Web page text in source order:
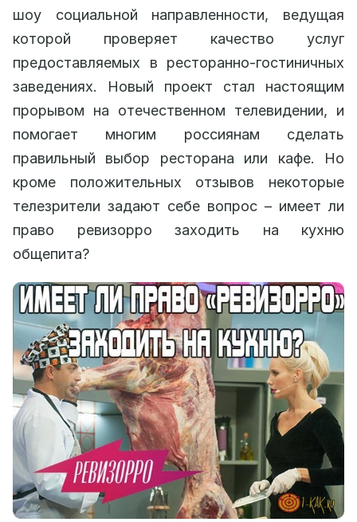
шоу социальной направленности, ведущая
которой проверяет качество услуг
предоставляемых в ресторанно-гостиничных
заведениях. Новый проект стал настоящим
прорывом на отечественном телевидении, и
помогает многим россиянам сделать
правильный выбор ресторана или кафе. Но
кроме положительных отзывов некоторые
телезрители задают себе вопрос – имеет ли
право ревизорро заходить на кухню
общепита?